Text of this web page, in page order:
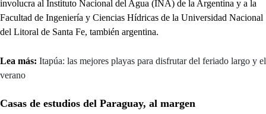
involucra al Instituto Nacional del Agua (INA) de la Argentina y a la
Facultad de Ingeniería y Ciencias Hídricas de la Universidad Nacional
del Litoral de Santa Fe, también argentina.
Lea más: Itapúa: las mejores playas para disfrutar del feriado largo y el
verano
Casas de estudios del Paraguay, al margen